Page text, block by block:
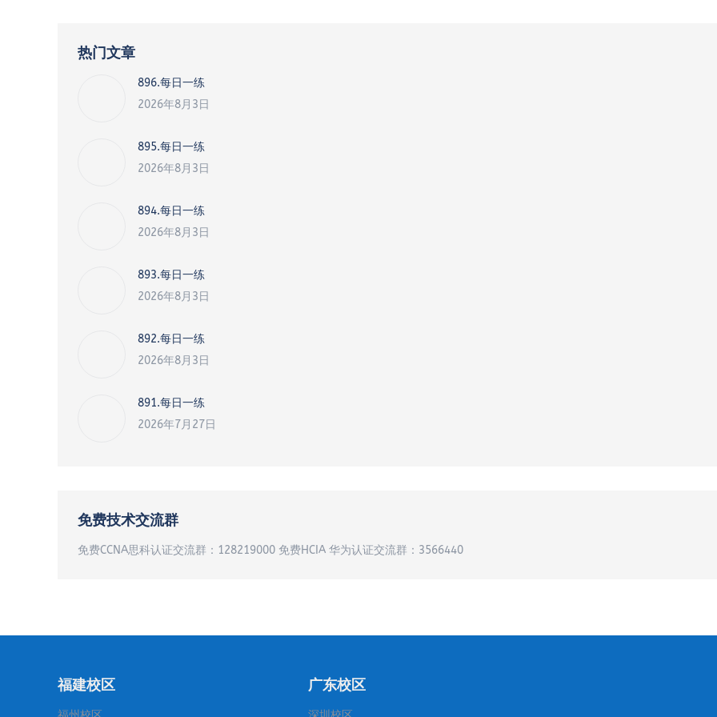
热门文章
896.每日一练
2026年8月3日
895.每日一练
2026年8月3日
894.每日一练
2026年8月3日
893.每日一练
2026年8月3日
892.每日一练
2026年8月3日
891.每日一练
2026年7月27日
免费技术交流群
免费CCNA思科认证交流群：128219000 免费HCIA 华为认证交流群：3566440
福建校区 广东校区